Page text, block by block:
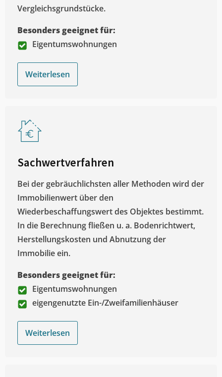
Vergleichsgrundstücke.
Besonders geeignet für:
Eigentumswohnungen
Weiterlesen
Sachwertverfahren
Bei der gebräuchlichsten aller Methoden wird der
Immobilienwert über den
Wiederbeschaffungswert des Objektes bestimmt.
In die Berechnung fließen u. a. Bodenrichtwert,
Herstellungskosten und Abnutzung der
Immobilie ein.
Besonders geeignet für:
Eigentumswohnungen
eigengenutzte Ein-/Zweifamilienhäuser
Weiterlesen